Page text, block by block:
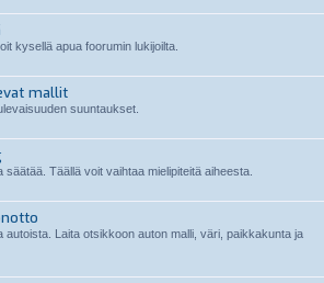
kysellä apua foorumin lukijoilta.
mallit
suuntaukset.
säätää. Täällä voit vaihtaa mielipiteitä aiheesta.
autoista. Laita otsikkoon auton malli, väri, paikkakunta ja